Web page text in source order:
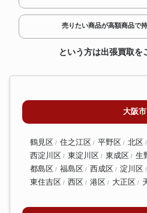
売りたい商品が高額商品で
という方は出張買取を
大阪市
鶴見区 住之江区 平野区 北区
西淀川区
東淀川区 東成区 生
都島区
福島区 西成区 淀川区
東住吉区
西区 港区 大正区